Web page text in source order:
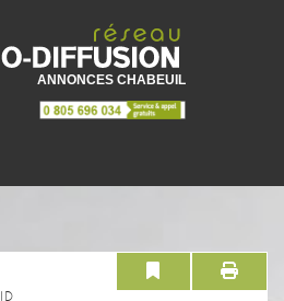
ANNONCES CHABEUIL